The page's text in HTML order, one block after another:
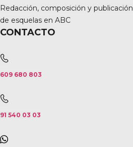
Redacción, composición y publicación
de esquelas en ABC
CONTACTO
609 680 803
91 540 03 03